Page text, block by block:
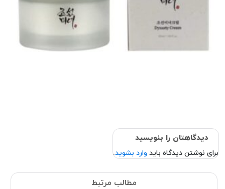
دیدگاهتان را بنویسید
برای نوشتن دیدگاه باید وارد بشوید.
مطالب مرتبط